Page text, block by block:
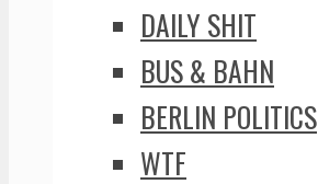
DAILY SHIT
BUS & BAHN
BERLIN POLITICS
WTF